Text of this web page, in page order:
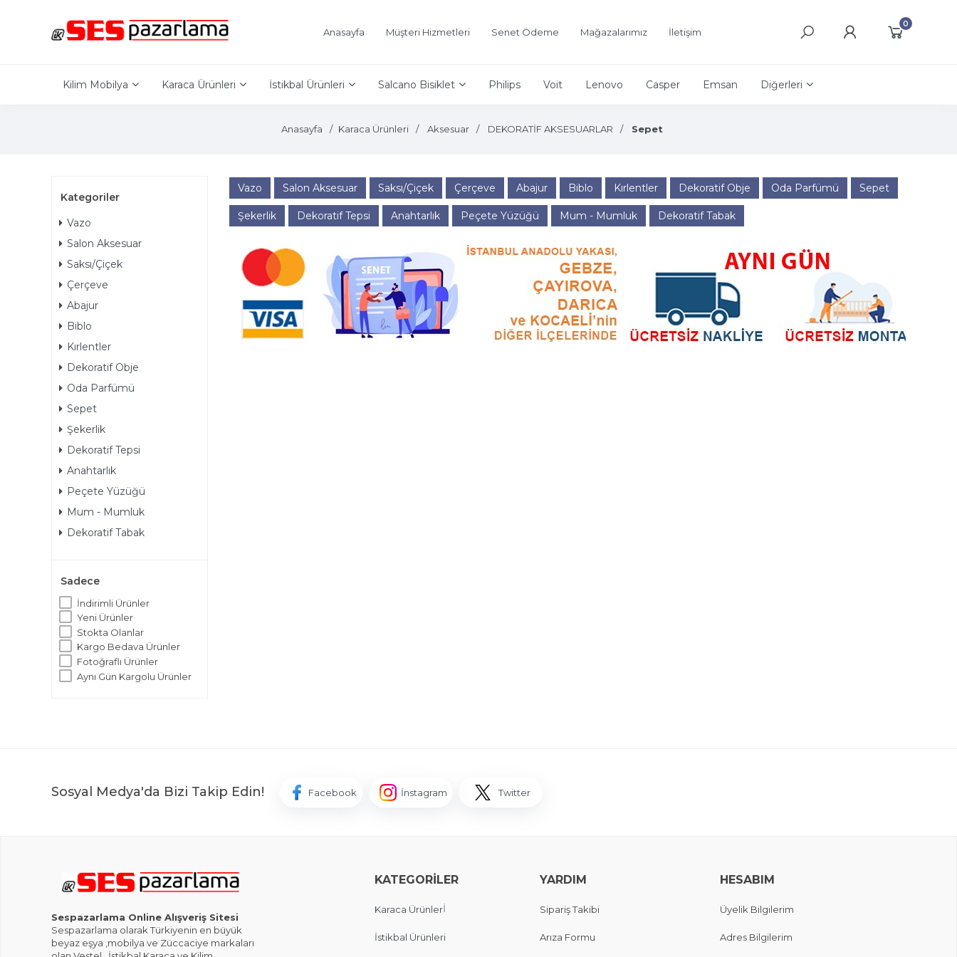
Anasayfa Müşteri Hizmetleri Senet Ödeme Mağazalarımız İletişim
0
Kilim Mobilya Karaca Ürünleri İstikbal Ürünleri Salcano Bisiklet Philips Voit Lenovo Casper Emsan Diğerleri
Anasayfa Karaca Ürünleri Aksesuar DEKORATİF AKSESUARLAR Sepet
Kategoriler
Vazo
Salon Aksesuar
Saksı/Çiçek
Çerçeve
Abajur
Biblo
Kırlentler
Dekoratif Obje
Oda Parfümü
Sepet
Şekerlik
Dekoratif Tepsi
Anahtarlık
Peçete Yüzüğü
Mum - Mumluk
Dekoratif Tabak
Sadece
İndirimli Ürünler
Yeni Ürünler
Stokta Olanlar
Kargo Bedava Ürünler
Fotoğraflı Ürünler
Aynı Gün Kargolu Ürünler
Vazo Salon Aksesuar Saksı/Çiçek Çerçeve Abajur Biblo Kırlentler Dekoratif Obje Oda Parfümü Sepet
Şekerlik Dekoratif Tepsi Anahtarlık Peçete Yüzüğü Mum - Mumluk Dekoratif Tabak
Sosyal Medya'da Bizi Takip Edin! Facebook İnstagram Twitter
Sespazarlama Online Alışveriş Sitesi
Sespazarlama olarak Türkiyenin en büyük
beyaz eşya ,mobilya ve Züccaciye markaları
KATEGORİLER
Karaca Ürünlerİ
İstikbal Ürünleri
YARDIM
Sipariş Takibi
Arıza Formu
HESABIM
Üyelik Bilgilerim
Adres Bilgilerim